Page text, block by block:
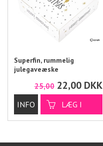
Superfin, rummelig
julegaveæske
25,00 22,00 DKK